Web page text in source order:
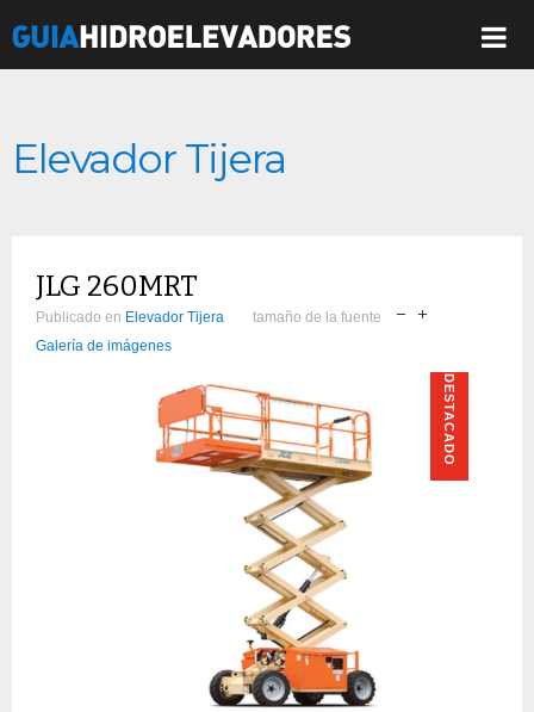
Elevador Tijera
JLG 260MRT
Publicado en Elevador Tijera
tamaño de la fuente
Galería de imágenes
DESTACADO